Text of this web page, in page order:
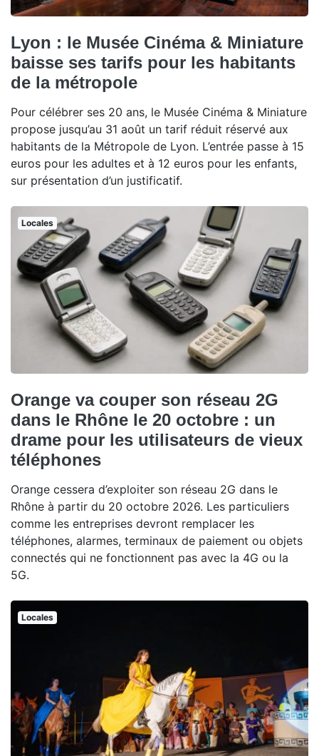
Lyon : le Musée Cinéma & Miniature
baisse ses tarifs pour les habitants
de la métropole
Pour célébrer ses 20 ans, le Musée Cinéma & Miniature
propose jusqu’au 31 août un tarif réduit réservé aux
habitants de la Métropole de Lyon. L’entrée passe à 15
euros pour les adultes et à 12 euros pour les enfants,
sur présentation d’un justificatif.
Locales
Orange va couper son réseau 2G
dans le Rhône le 20 octobre : un
drame pour les utilisateurs de vieux
téléphones
Orange cessera d’exploiter son réseau 2G dans le
Rhône à partir du 20 octobre 2026. Les particuliers
comme les entreprises devront remplacer les
téléphones, alarmes, terminaux de paiement ou objets
connectés qui ne fonctionnent pas avec la 4G ou la
5G.
Locales